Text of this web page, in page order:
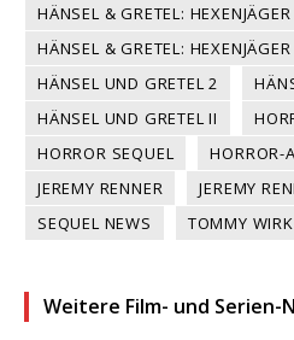
HÄNSEL & GRETEL: HEXENJÄGER
HÄNSEL & GRETEL:
HÄNSEL UND GRETEL 2
HÄNSEL UND GRETEL II
HORROR SEQUEL
HORROR-
JEREMY RENNER
JEREMY
SEQUEL NEWS
TOMMY
Weitere Film- und Serien-